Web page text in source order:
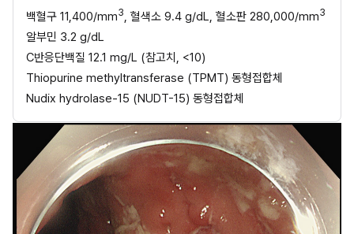
백혈구 11,400/mm3, 혈색소 9.4 g/dL, 혈소판 280,000/mm3
알부민 3.2 g/dL
C반응단백질 12.1 mg/L (참고치, <10)
Thiopurine methyltransferase (TPMT) 동형접합체
Nudix hydrolase-15 (NUDT-15) 동형접합체